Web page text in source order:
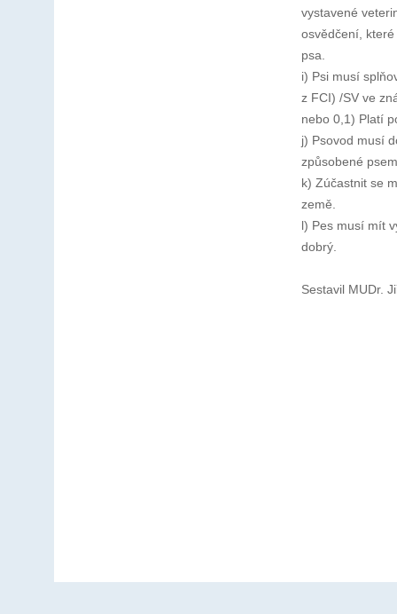
vystavené
osvědčení,
psa.
i) Psi musí
z FCI) /SV ve
nebo 0,1) Platí
j) Psovod musí
způsobené
k) Zúčastnit se
země.
l) Pes musí mít
dobrý.
Sestavil MUDr.